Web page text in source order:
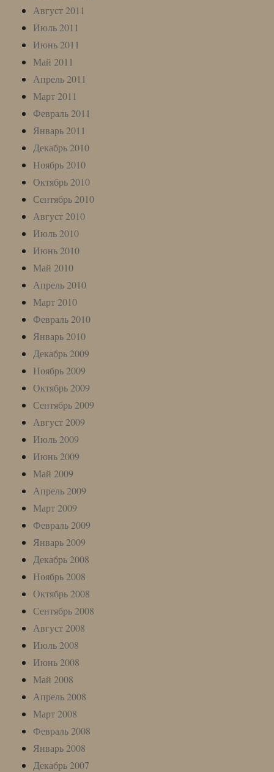
Август 2011
Июль 2011
Июнь 2011
Май 2011
Апрель 2011
Март 2011
Февраль 2011
Январь 2011
Декабрь 2010
Ноябрь 2010
Октябрь 2010
Сентябрь 2010
Август 2010
Июль 2010
Июнь 2010
Май 2010
Апрель 2010
Март 2010
Февраль 2010
Январь 2010
Декабрь 2009
Ноябрь 2009
Октябрь 2009
Сентябрь 2009
Август 2009
Июль 2009
Июнь 2009
Май 2009
Апрель 2009
Март 2009
Февраль 2009
Январь 2009
Декабрь 2008
Ноябрь 2008
Октябрь 2008
Сентябрь 2008
Август 2008
Июль 2008
Июнь 2008
Май 2008
Апрель 2008
Март 2008
Февраль 2008
Январь 2008
Декабрь 2007